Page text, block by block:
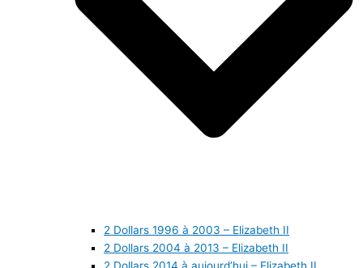
2 Dollars 1996 à 2003 – Elizabeth II
2 Dollars 2004 à 2013 – Elizabeth II